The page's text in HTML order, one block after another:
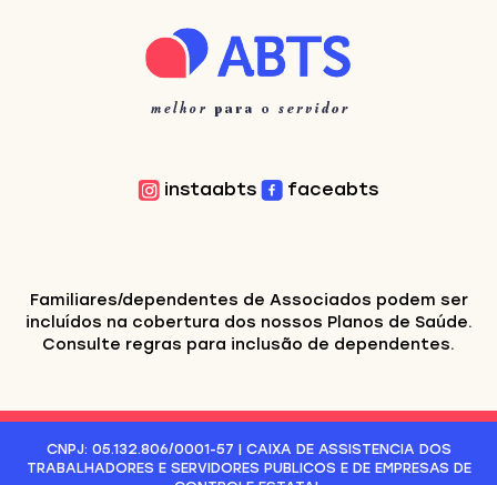
instaabts faceabts
Familiares/dependentes de Associados podem ser
incluídos na cobertura dos nossos Planos de Saúde.
Consulte regras para inclusão de dependentes.
CNPJ: 05.132.806/0001-57 | CAIXA DE ASSISTENCIA DOS
TRABALHADORES E SERVIDORES PUBLICOS E DE EMPRESAS DE